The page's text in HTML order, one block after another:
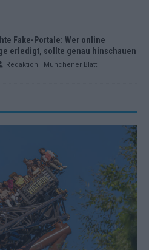
Fake-Portale: Wer online
erledigt, sollte genau hinschauen
Redaktion | Münchener Blatt